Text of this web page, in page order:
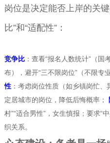
岗位是决定能否上岸的关
比”和“适配性”：
竞争比：查看“报名人数统计”（国
布），避开“三不限岗位”（不限专
性：考虑岗位性质（如乡镇岗忙
定居城市的岗位，降低后悔概率；
村”“适合男性”，女生慎报；要求“
织关系。